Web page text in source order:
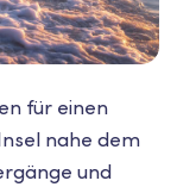
für einen
nahe dem
und